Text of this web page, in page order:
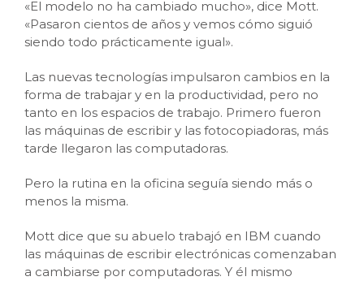
«El modelo no ha cambiado mucho», dice Mott.
«Pasaron cientos de años y vemos cómo siguió
siendo todo prácticamente igual».
Las nuevas tecnologías impulsaron cambios en la
forma de trabajar y en la productividad, pero no
tanto en los espacios de trabajo. Primero fueron
las máquinas de escribir y las fotocopiadoras, más
tarde llegaron las computadoras.
Pero la rutina en la oficina seguía siendo más o
menos la misma.
Mott dice que su abuelo trabajó en IBM cuando
las máquinas de escribir electrónicas comenzaban
a cambiarse por computadoras. Y él mismo